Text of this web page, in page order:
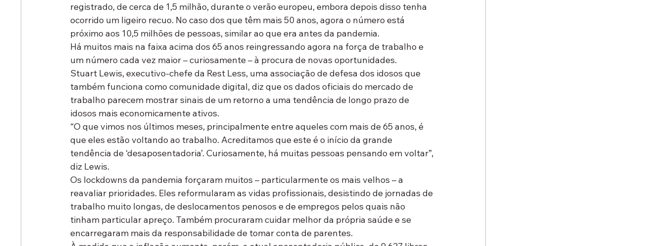
registrado, de cerca de 1,5 milhão, durante o verão europeu, embora depois disso tenha
ocorrido um ligeiro recuo. No caso dos que têm mais 50 anos, agora o número está
próximo aos 10,5 milhões de pessoas, similar ao que era antes da pandemia.
Há muitos mais na faixa acima dos 65 anos reingressando agora na força de trabalho e
um número cada vez maior – curiosamente – à procura de novas oportunidades.
Stuart Lewis, executivo-chefe da Rest Less, uma associação de defesa dos idosos que
também funciona como comunidade digital, diz que os dados oficiais do mercado de
trabalho parecem mostrar sinais de um retorno a uma tendência de longo prazo de
idosos mais economicamente ativos.
“O que vimos nos últimos meses, principalmente entre aqueles com mais de 65 anos, é
que eles estão voltando ao trabalho. Acreditamos que este é o início da grande
tendência de ‘desaposentadoria’. Curiosamente, há muitas pessoas pensando em voltar”,
diz Lewis.
Os lockdowns da pandemia forçaram muitos – particularmente os mais velhos – a
reavaliar prioridades. Eles reformularam as vidas profissionais, desistindo de jornadas de
trabalho muito longas, de deslocamentos penosos e de empregos pelos quais não
tinham particular apreço. Também procuraram cuidar melhor da própria saúde e se
encarregaram mais da responsabilidade de tomar conta de parentes.